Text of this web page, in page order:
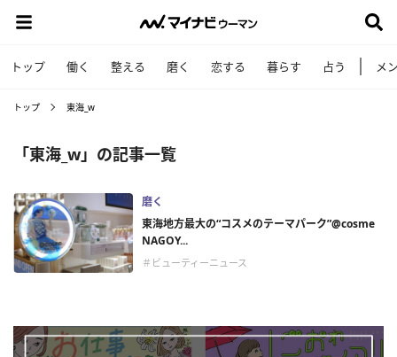
トップ 働く 整える 磨く 恋する 暮らす 占う メ
トップ 東海_w
「東海_w」の記事一覧
磨く
東海地方最大の“コスメのテーマパーク”@cosme
NAGOY...
＃ビューティーニュース